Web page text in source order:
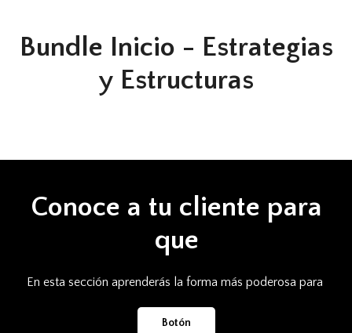
Bundle Inicio - Estrategias
y Estructuras
Conoce a tu cliente para
que
En esta sección aprenderás la forma más poderosa para
Botón